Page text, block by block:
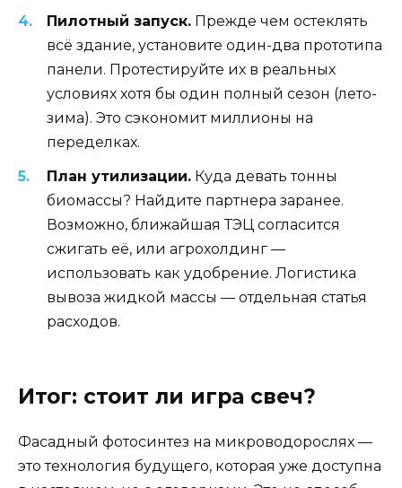
Пилотный запуск. Прежде чем остеклять
всё здание, установите один-два прототипа
панели. Протестируйте их в реальных
условиях хотя бы один полный сезон (лето-
зима). Это сэкономит миллионы на
переделках.
План утилизации. Куда девать тонны
биомассы? Найдите партнера заранее.
Возможно, ближайшая ТЭЦ согласится
сжигать её, или агрохолдинг —
использовать как удобрение. Логистика
вывоза жидкой массы — отдельная статья
расходов.
Итог: стоит ли игра свеч?
Фасадный фотосинтез на микроводорослях —
это технология будущего, которая уже доступна